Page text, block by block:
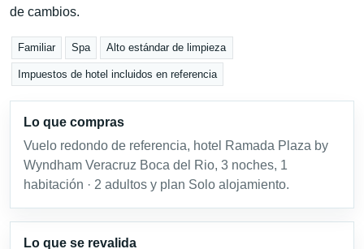
de cambios.
Familiar Spa Alto estándar de limpieza
Impuestos de hotel incluidos en referencia
Lo que compras
Vuelo redondo de referencia, hotel Ramada Plaza by
Wyndham Veracruz Boca del Rio, 3 noches, 1
habitación · 2 adultos y plan Solo alojamiento.
Lo que se revalida